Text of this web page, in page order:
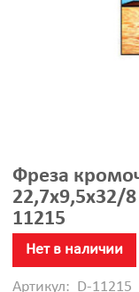
Фреза
22,7х9,5х32/
11215
Нет в наличии
Артикул: D-11215